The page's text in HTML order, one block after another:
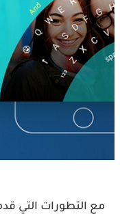
مع التطورات التي